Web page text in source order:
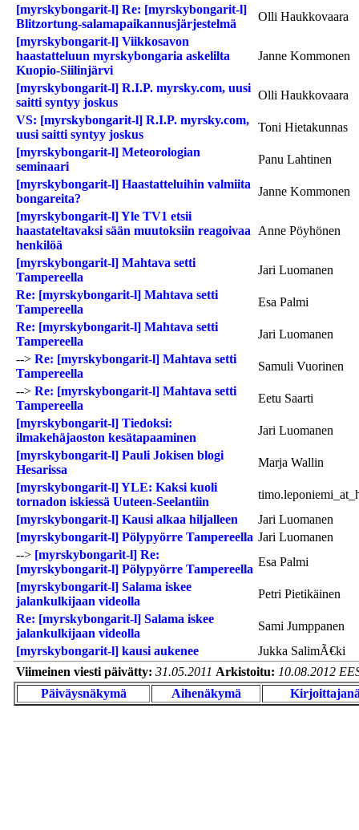
[myrskybongarit-l] Re: [myrskybongarit-l]
Blitzortung-salamapaikannusjärjestelmä
Olli Haukkovaara
[myrskybongarit-l] Viikkosavon
haastatteluun myrskybongaria askelilta
Kuopio-Siilinjärvi
Janne Kommonen
[myrskybongarit-l] R.I.P. myrsky.com, uusi
saitti syntyy joskus
Olli Haukkovaara
VS: [myrskybongarit-l] R.I.P. myrsky.com,
uusi saitti syntyy joskus
Toni Hietakunnas
[myrskybongarit-l] Meteorologian
seminaari
Panu Lahtinen
[myrskybongarit-l] Haastatteluihin valmiita
bongareita?
Janne Kommonen
[myrskybongarit-l] Yle TV1 etsii
haastateltavaksi sään muutoksiin reagoivaa
henkilöä
Anne Pöyhönen
[myrskybongarit-l] Mahtava setti
Tampereella
Jari Luomanen
Re: [myrskybongarit-l] Mahtava setti
Tampereella
Esa Palmi
Re: [myrskybongarit-l] Mahtava setti
Tampereella
Jari Luomanen
--> Re: [myrskybongarit-l] Mahtava setti
Tampereella
Samuli Vuorinen
--> Re: [myrskybongarit-l] Mahtava setti
Tampereella
Eetu Saarti
[myrskybongarit-l] Tiedoksi:
ilmakehäjaoston kesätapaaminen
Jari Luomanen
[myrskybongarit-l] Pauli Jokisen blogi
Hesarissa
Marja Wallin
[myrskybongarit-l] YLE: Kaksi kuoli
tornadon iskiessä Uuteen-Seelantiin
[myrskybongarit-l] Kausi alkaa hiljalleen
Jari Luomanen
[myrskybongarit-l] Pölypyörre Tampereella Jari Luomanen
--> [myrskybongarit-l] Re:
[myrskybongarit-l] Pölypyörre Tampereella
Esa Palmi
[myrskybongarit-l] Salama iskee
jalankulkijaan videolla
Petri Pietikäinen
Re: [myrskybongarit-l] Salama iskee
jalankulkijaan videolla
Sami Jumppanen
[myrskybongarit-l] kausi aukenee
Jukka SalimÃ€ki
Viimeinen viesti päivätty: 31.05.2011 Arkistoitu: 10.08.2012
Päiväysnäkymä
Aihenäkymä